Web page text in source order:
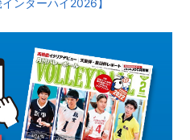
ンターハイ2026】